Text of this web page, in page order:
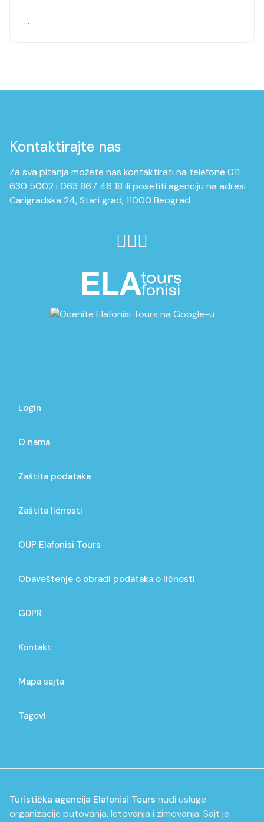
…
Kontaktirajte nas
Za sva pitanja možete nas kontaktirati na telefone 011
630 5002 i 063 867 46 18 ili posetiti agenciju na adresi
Carigradska 24, Stari grad, 11000 Beograd
Login
O nama
Zaštita podataka
Zaštita ličnosti
OUP Elafonisi Tours
Obaveštenje o obradi podataka o ličnosti
GDPR
Kontakt
Mapa sajta
Tagovi
Turistička agencija Elafonisi Tours nudi usluge
organizacije putovanja, letovanja i zimovanja. Sajt je